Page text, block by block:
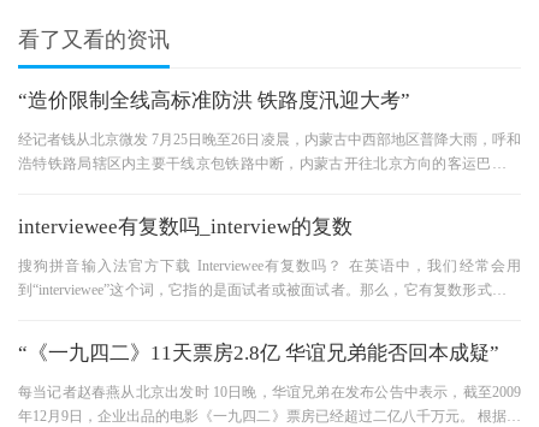
看了又看的资讯
“造价限制全线高标准防洪 铁路度汛迎大考”
经记者钱从北京微发 7月25日晚至26日凌晨，内蒙古中西部地区普降大雨，呼和
浩特铁路局辖区内主要干线京包铁路中断，内蒙古开往北京方向的客运巴士大
interviewee有复数吗_interview的复数
搜狗拼音输入法官方下载 Interviewee有复数吗？ 在英语中，我们经常会用
到“interviewee”这个词，它指的是面试者或被面试者。那么，它有复数形式吗？
“《一九四二》11天票房2.8亿 华谊兄弟能否回本成疑”
每当记者赵春燕从北京出发时 10日晚，华谊兄弟在发布公告中表示，截至2009
年12月9日，企业出品的电影《一九四二》票房已经超过二亿八千万元。 根据华